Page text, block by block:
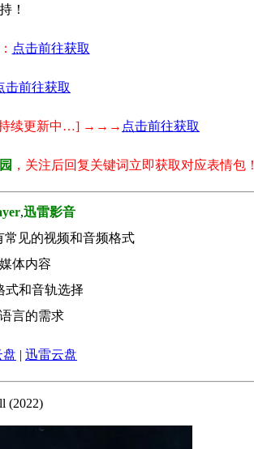
！
点击前往获取
击前往获取
[持续更新中…] →→→ 点击前往获取
，关注后回复关键词立即获取对应表情包！
,迅雷影音
常见的视频和音频格式
体内容
式和音轨选择
言的需求
盘 | 迅雷云盘
(2022)